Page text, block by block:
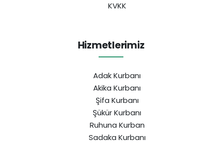
KVKK
Hizmetlerimiz
Adak Kurbanı
Akika Kurbanı
Şifa Kurbanı
Şükür Kurbanı
Ruhuna Kurban
Sadaka Kurbanı